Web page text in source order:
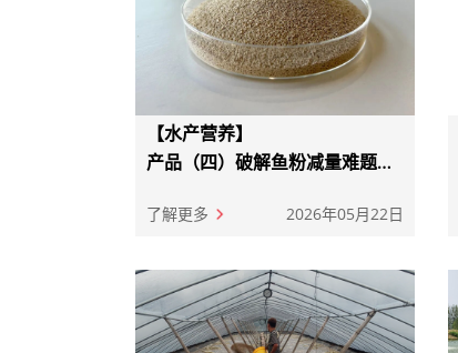
【水产营养】
产品（四）破解鱼粉减量难题，
了解更多 2026年05月22日